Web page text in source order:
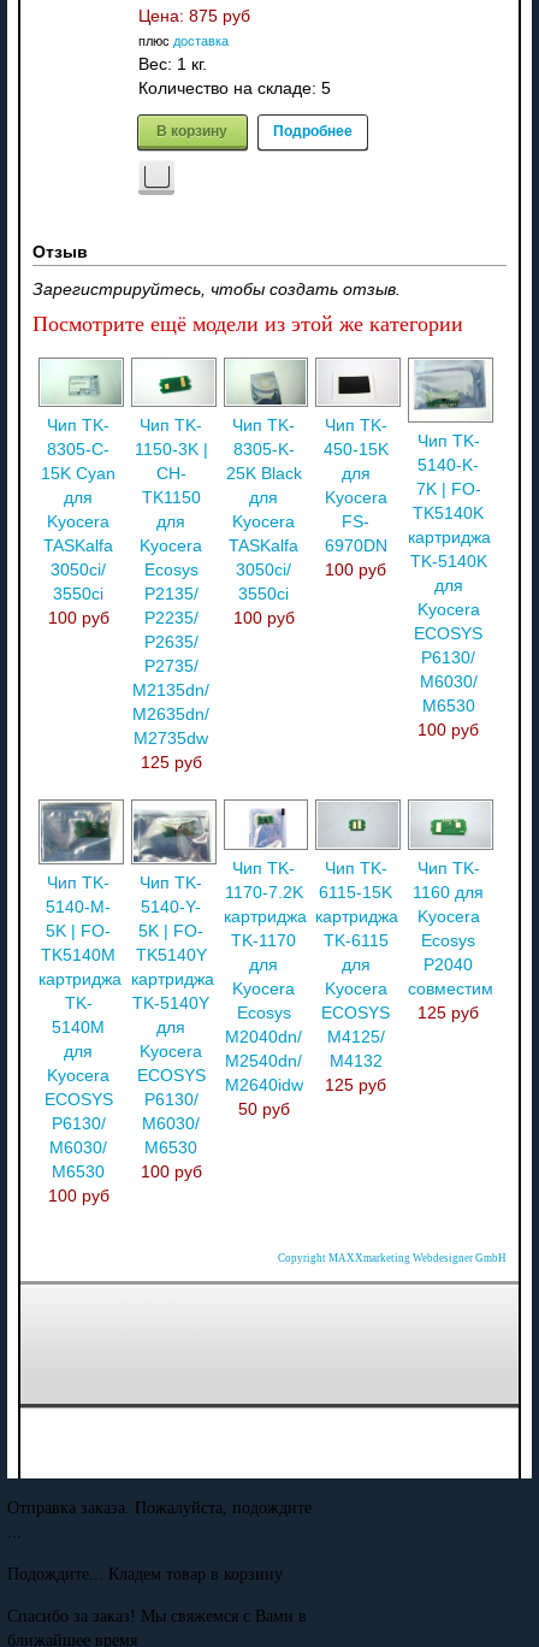
Цена: 875 руб
плюс доставка
Вес: 1 кг.
Количество на складе: 5
В корзину Подробнее
Отзыв
Зарегистрируйтесь, чтобы создать отзыв.
Посмотрите ещё модели из этой же категории
Чип TK-
8305-C-
15K Cyan
для
Kyocera
TASKalfa
3050ci/
3550ci
100 руб
Чип TK-
1150-3K |
CH-
TK1150
для
Kyocera
Ecosys
P2135/
P2235/
P2635/
P2735/
M2135dn/
M2635dn/
M2735dw
125 руб
Чип TK-
8305-K-
25K Black
для
Kyocera
TASKalfa
3050ci/
3550ci
100 руб
Чип TK-
450-15K
для
Kyocera
FS-
6970DN
100 руб
Чип TK-
5140-K-
7K | FO-
TK5140K
картриджа
TK-5140K
для
Kyocera
ECOSYS
P6130/
M6030/
M6530
100 руб
Чип TK-
5140-M-
5K | FO-
TK5140M
картриджа
TK-
5140M
для
Kyocera
ECOSYS
P6130/
M6030/
M6530
100 руб
Чип TK-
5140-Y-
5K | FO-
TK5140Y
картриджа
TK-5140Y
для
Kyocera
ECOSYS
P6130/
M6030/
M6530
100 руб
Чип TK-
1170-7.2K
картриджа
TK-1170
для
Kyocera
Ecosys
M2040dn/
M2540dn/
M2640idw
50 руб
Чип TK-
6115-15K
картриджа
TK-6115
для
Kyocera
ECOSYS
M4125/
M4132
125 руб
Чип TK-
1160 для
Kyocera
Ecosys
P2040
совместимый
125 руб
Copyright MAXXmarketing Webdesigner GmbH
Отправка заказа. Пожалуйста, подождите
Подождите... Кладем товар в корзину
Спасибо за заказ! Мы свяжемся с Вами в
ближайшее время